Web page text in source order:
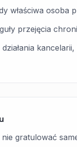
właściwa osoba
przejęcia
gratulować